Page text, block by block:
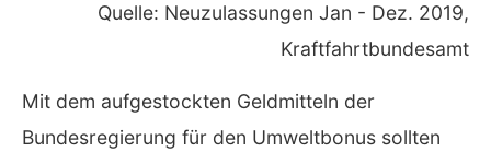
Quelle: Neuzulassungen Jan - Dez. 2019,
Kraftfahrtbundesamt
Mit dem aufgestockten Geldmitteln der
Bundesregierung für den Umweltbonus sollten